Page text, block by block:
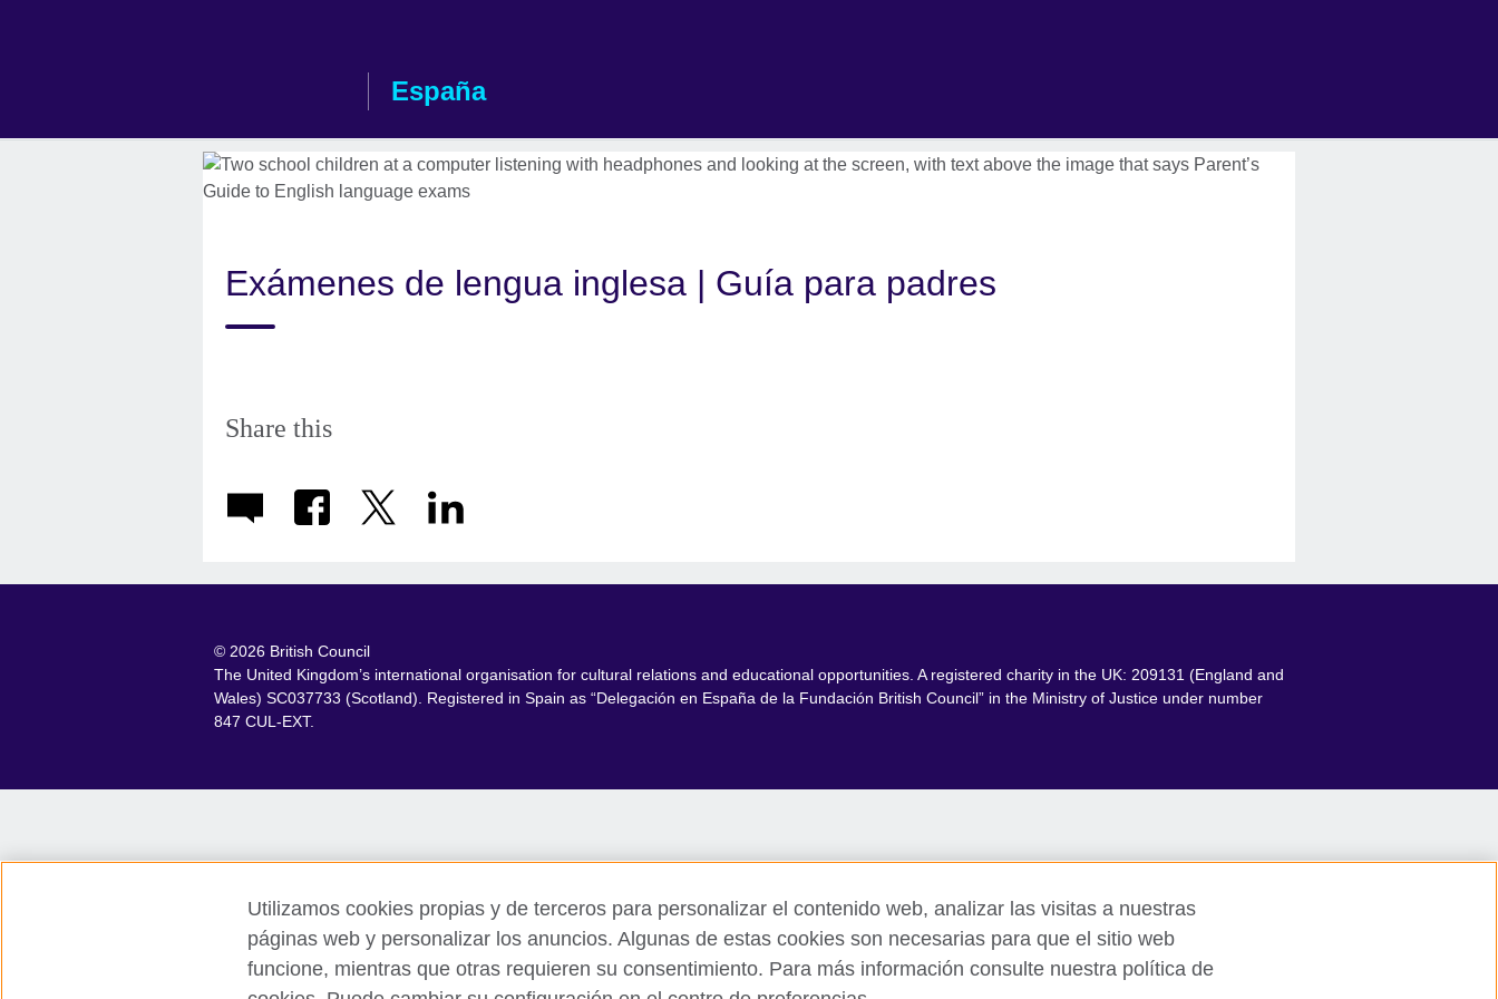
España
Exámenes de lengua inglesa | Guía para padres
Share this
© 2026 British Council
The United Kingdom’s international organisation for cultural relations and educational opportunities. A registered charity in the UK: 209131 (England and
Wales) SC037733 (Scotland). Registered in Spain as “Delegación en España de la Fundación British Council” in the Ministry of Justice under number
847 CUL-EXT.
Utilizamos cookies propias y de terceros para personalizar el contenido web, analizar las visitas a nuestras
páginas web y personalizar los anuncios. Algunas de estas cookies son necesarias para que el sitio web
funcione, mientras que otras requieren su consentimiento. Para más información consulte nuestra política de